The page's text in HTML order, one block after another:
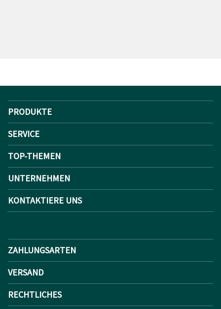
PRODUKTE
SERVICE
TOP-THEMEN
UNTERNEHMEN
KONTAKTIERE UNS
ZAHLUNGSARTEN
VERSAND
RECHTLICHES